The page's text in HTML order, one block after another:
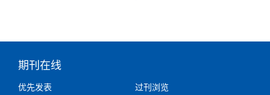
期刊在线
优先发表
过刊浏览